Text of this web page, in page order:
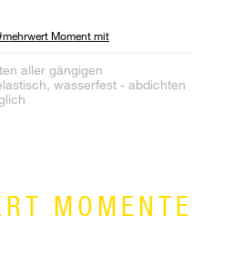
Moment mit
aller gängigen
wasserfest - abdichten
MOMENTE